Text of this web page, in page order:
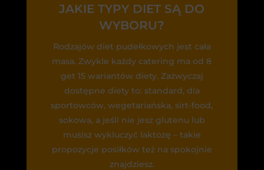
JAKIE TYPY DIET SĄ DO
WYBORU?
Rodzajów diet pudełkowych jest cała
masa. Zwykle każdy catering ma od 8
get 15 wariantów diety. Zazwyczaj
dostępne diety to: standard, dla
sportowców, wegetariańska, sirt-food,
sokowa, a jeśli nie jesz glutenu lub
musisz wykluczyć laktozę – takie
propozycje posiłków też na spokojnie
znajdziesz.